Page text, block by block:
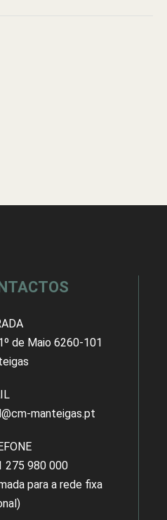
de Maio 6260-101
manteigas.pt
275 980 000
para a rede fixa